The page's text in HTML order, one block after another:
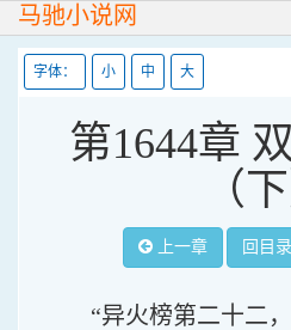
马驰小说网
字体： 小 中 大
第1644章
（下
上一章 回目录
“异火榜第二十二